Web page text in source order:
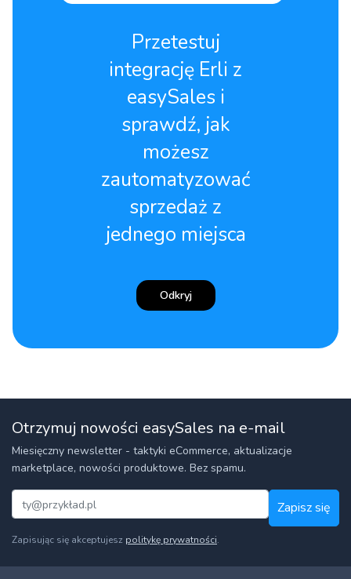
Przetestuj
integrację Erli z
easySales i
sprawdź, jak
możesz
zautomatyzować
sprzedaż z
jednego miejsca
Odkryj
Otrzymuj nowości easySales na e-mail
Miesięczny newsletter - taktyki eCommerce, aktualizacje
marketplace, nowości produktowe. Bez spamu.
Zapisz się
Zapisując się akceptujesz politykę prywatności.